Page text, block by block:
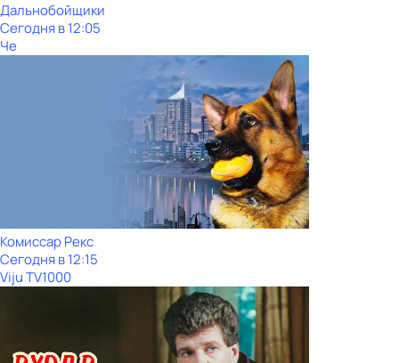
Дальнобойщики
Сегодня в 12:05
Че
Комиссар Рекс
Сегодня в 12:15
Viju TV1000